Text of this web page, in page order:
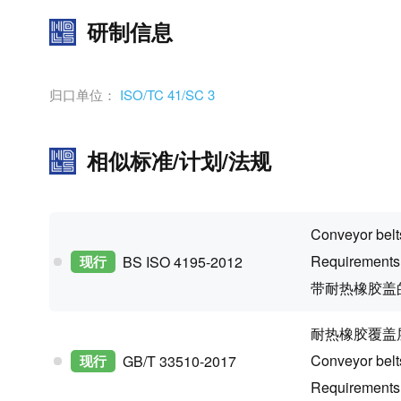
研制信息
归口单位： ISO/TC 41/SC 3
相似标准/计划/法规
现行 BS ISO 4195-2012
Conveyor
带耐热橡胶
现行 GB/T 33510-2017
耐热橡胶覆
Conveyor